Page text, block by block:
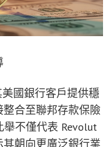
國銀行客戶提供穩
合至聯邦存款保險
舉不僅代表 Revolut
朝向更廣泛銀行業